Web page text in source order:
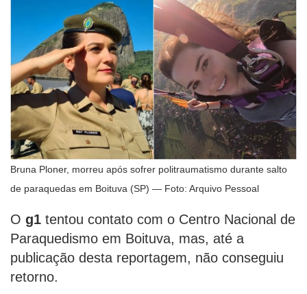
Bruna Ploner, morreu após sofrer politraumatismo durante salto
de paraquedas em Boituva (SP) — Foto: Arquivo Pessoal
O g1 tentou contato com o Centro Nacional de
Paraquedismo em Boituva, mas, até a
publicação desta reportagem, não conseguiu
retorno.